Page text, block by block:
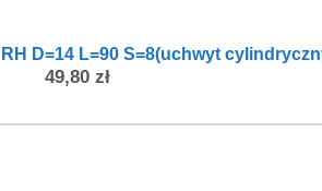
D=14 L=90 S=8(uchwyt
49,80 zł